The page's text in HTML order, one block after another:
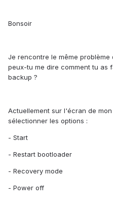
Bonsoir
Je rencontre le même
peux-tu me dire comment tu as
backup ?
Actuellement sur l'écran de
sélectionner les options :
- Start
- Restart bootloader
- Recovery mode
- Power off